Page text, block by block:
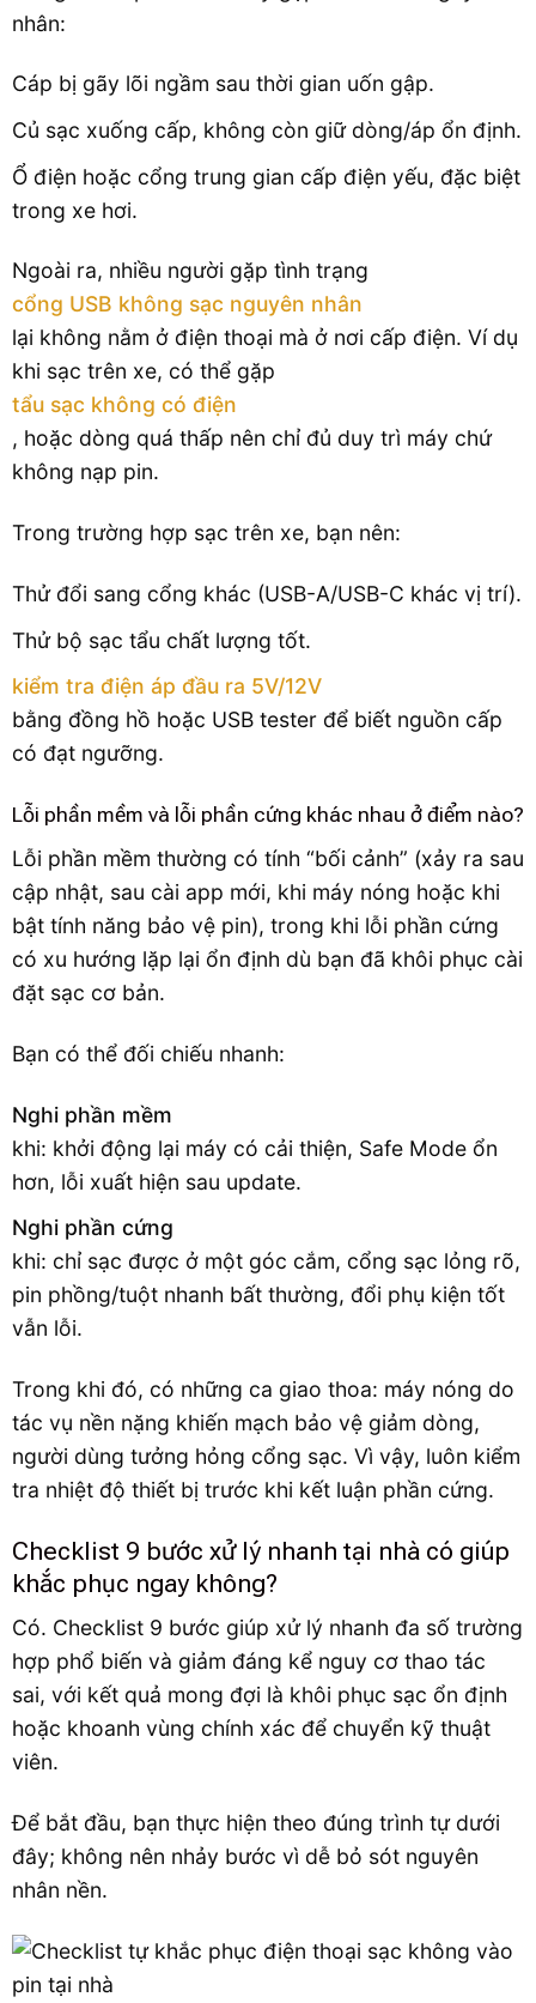
nhân:
Cáp bị gãy lõi ngầm sau thời gian uốn gập.
Củ sạc xuống cấp, không còn giữ dòng/áp ổn định.
Ổ điện hoặc cổng trung gian cấp điện yếu, đặc biệt
trong xe hơi.
Ngoài ra, nhiều người gặp tình trạng
cổng USB không sạc nguyên nhân
lại không nằm ở điện thoại mà ở nơi cấp điện. Ví dụ
khi sạc trên xe, có thể gặp
tẩu sạc không có điện
, hoặc dòng quá thấp nên chỉ đủ duy trì máy chứ
không nạp pin.
Trong trường hợp sạc trên xe, bạn nên:
Thử đổi sang cổng khác (USB-A/USB-C khác vị trí).
Thử bộ sạc tẩu chất lượng tốt.
kiểm tra điện áp đầu ra 5V/12V
bằng đồng hồ hoặc USB tester để biết nguồn cấp
có đạt ngưỡng.
Lỗi phần mềm và lỗi phần cứng khác nhau ở điểm nào?
Lỗi phần mềm thường có tính “bối cảnh” (xảy ra sau
cập nhật, sau cài app mới, khi máy nóng hoặc khi
bật tính năng bảo vệ pin), trong khi lỗi phần cứng
có xu hướng lặp lại ổn định dù bạn đã khôi phục cài
đặt sạc cơ bản.
Bạn có thể đối chiếu nhanh:
Nghi phần mềm
khi: khởi động lại máy có cải thiện, Safe Mode ổn
hơn, lỗi xuất hiện sau update.
Nghi phần cứng
khi: chỉ sạc được ở một góc cắm, cổng sạc lỏng rõ,
pin phồng/tuột nhanh bất thường, đổi phụ kiện tốt
vẫn lỗi.
Trong khi đó, có những ca giao thoa: máy nóng do
tác vụ nền nặng khiến mạch bảo vệ giảm dòng,
người dùng tưởng hỏng cổng sạc. Vì vậy, luôn kiểm
tra nhiệt độ thiết bị trước khi kết luận phần cứng.
Checklist 9 bước xử lý nhanh tại nhà có giúp
khắc phục ngay không?
Có. Checklist 9 bước giúp xử lý nhanh đa số trường
hợp phổ biến và giảm đáng kể nguy cơ thao tác
sai, với kết quả mong đợi là khôi phục sạc ổn định
hoặc khoanh vùng chính xác để chuyển kỹ thuật
viên.
Để bắt đầu, bạn thực hiện theo đúng trình tự dưới
đây; không nên nhảy bước vì dễ bỏ sót nguyên
nhân nền.